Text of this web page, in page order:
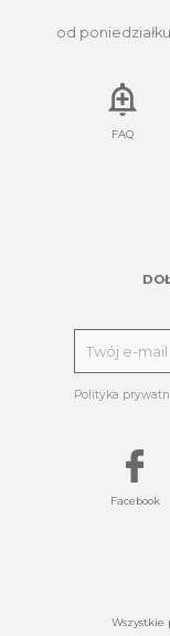
od
FAQ
Polityka
Facebook
Wszystkie